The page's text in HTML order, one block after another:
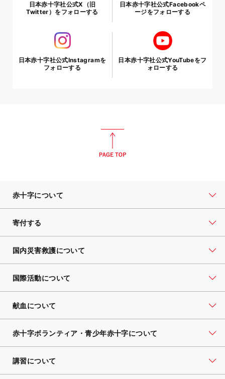
日本赤十字社公式X（旧
Twitter）をフォローする
日本赤十字社公式Facebookペ
ージをフォローする
日本赤十字社公式Instagramを
フォローする
日本赤十字社公式YouTubeをフ
ォローする
赤十字について
寄付する
国内災害救護について
国際活動について
献血について
赤十字ボランティア・青少年赤十字について
講習について